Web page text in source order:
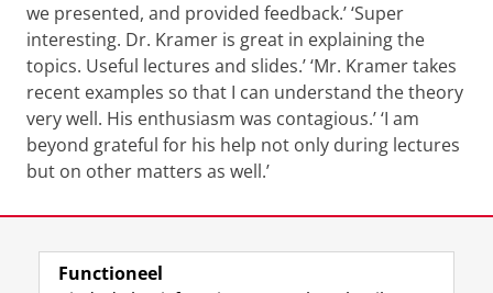
we presented, and provided feedback.’ ‘Super
interesting. Dr. Kramer is great in explaining the
topics. Useful lectures and slides.’ ‘Mr. Kramer takes
recent examples so that I can understand the theory
very well. His enthusiasm was contagious.’ ‘I am
beyond grateful for his help not only during lectures
but on other matters as well.’
View this page in:English
Functioneel